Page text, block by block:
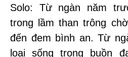
Solo: Từ ngàn năm
trong lầm than trông
đến đem bình an. Từ
loại sống trong buồn